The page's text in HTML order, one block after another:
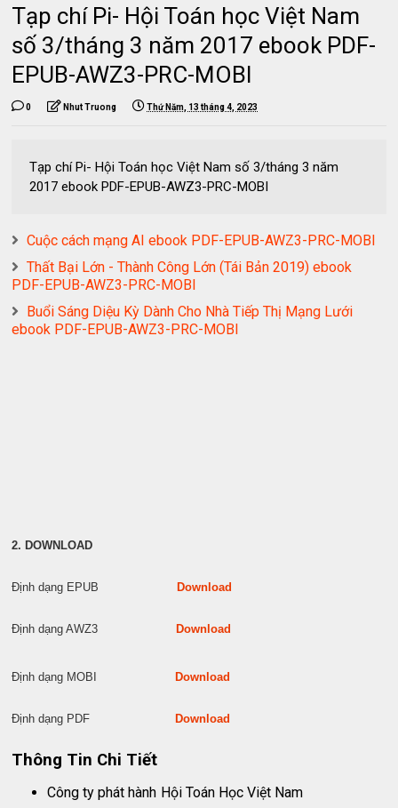
Tạp chí Pi- Hội Toán học Việt Nam
số 3/tháng 3 năm 2017 ebook PDF-
EPUB-AWZ3-PRC-MOBI
0 Nhut Truong Thứ Năm, 13 tháng 4, 2023
Tạp chí Pi- Hội Toán học Việt Nam số 3/tháng 3 năm
2017 ebook PDF-EPUB-AWZ3-PRC-MOBI
Cuộc cách mạng AI ebook PDF-EPUB-AWZ3-PRC-MOBI
Thất Bại Lớn - Thành Công Lớn (Tái Bản 2019) ebook
PDF-EPUB-AWZ3-PRC-MOBI
Buổi Sáng Diệu Kỳ Dành Cho Nhà Tiếp Thị Mạng Lưới
ebook PDF-EPUB-AWZ3-PRC-MOBI
2. DOWNLOAD
Định dạng EPUB Download
Định dạng AWZ3 Download
Định dạng MOBI Download
Định dạng PDF Download
Thông Tin Chi Tiết
Công ty phát hành Hội Toán Học Việt Nam